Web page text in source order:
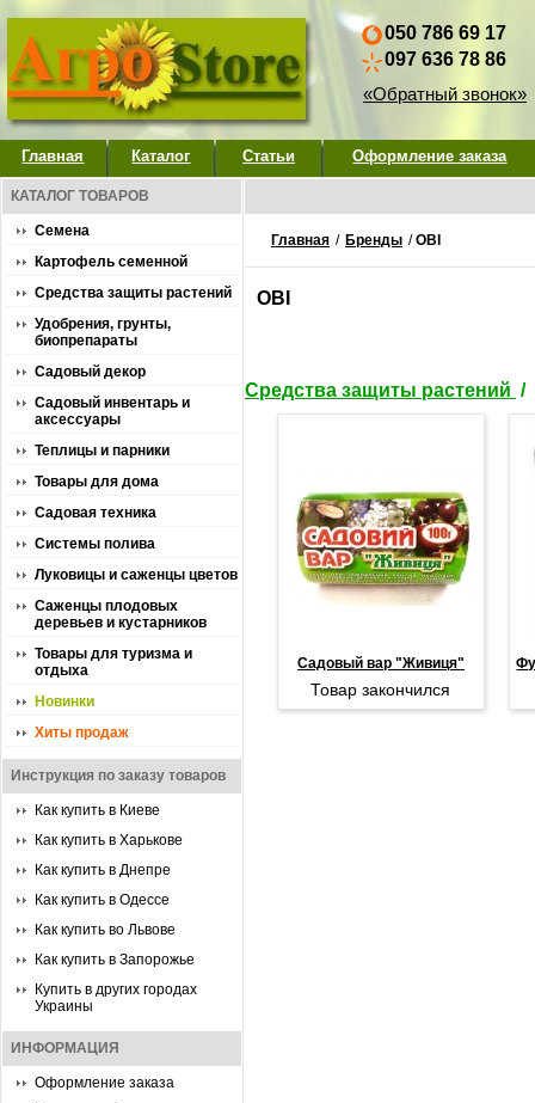
050 786 69 17
097 636 78 86
«Обратный звонок»
Главная Каталог Статьи Оформление заказа
КАТАЛОГ ТОВАРОВ
Семена
Картофель семенной
Средства защиты растений
Удобрения, грунты,
биопрепараты
Садовый декор
Садовый инвентарь и
аксессуары
Теплицы и парники
Товары для дома
Садовая техника
Системы полива
Луковицы и саженцы цветов
Саженцы плодовых
деревьев и кустарников
Товары для туризма и
отдыха
Новинки
Хиты продаж
Инструкция по заказу товаров
Как купить в Киеве
Как купить в Харькове
Как купить в Днепре
Как купить в Одессе
Как купить во Львове
Как купить в Запорожье
Купить в других городах
Украины
ИНФОРМАЦИЯ
Оформление заказа
Главная / Бренды /ОВІ
ОВІ
Средства защиты растений /
Садовый вар "Живиця"
Товар закончился